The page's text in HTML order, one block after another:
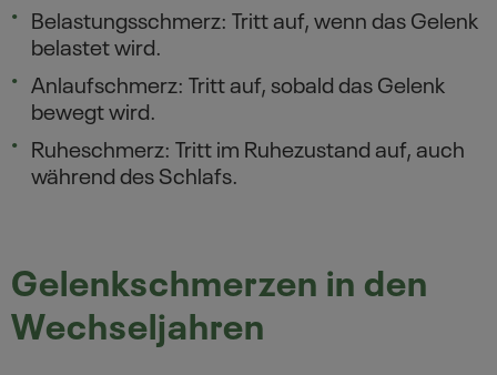
Belastungsschmerz: Tritt auf, wenn das Gelenk
belastet wird.
Anlaufschmerz: Tritt auf, sobald das Gelenk
bewegt wird.
Ruheschmerz: Tritt im Ruhezustand auf, auch
während des Schlafs.
Gelenkschmerzen in den
Wechseljahren